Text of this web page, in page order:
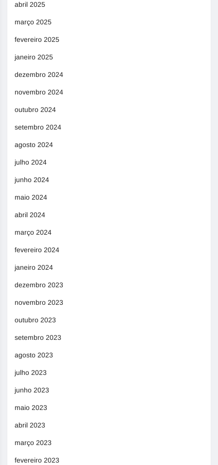
abril 2025
março 2025
fevereiro 2025
janeiro 2025
dezembro 2024
novembro 2024
outubro 2024
setembro 2024
agosto 2024
julho 2024
junho 2024
maio 2024
abril 2024
março 2024
fevereiro 2024
janeiro 2024
dezembro 2023
novembro 2023
outubro 2023
setembro 2023
agosto 2023
julho 2023
junho 2023
maio 2023
abril 2023
março 2023
fevereiro 2023